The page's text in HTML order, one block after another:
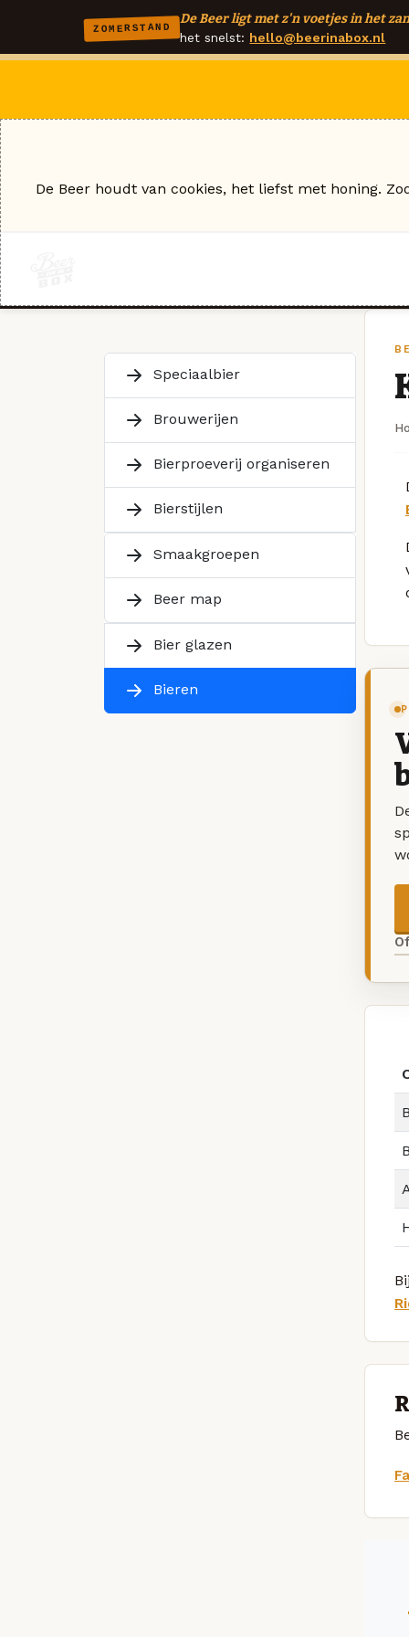
ZOMERSTAND
De Beer ligt met z'n voetjes in het
het snelst: hello@beerinabox.nl
Speciaalbier
Brouwerijen
Bierproeverij organiseren
Bierstijlen
Smaakgroepen
Beer map
Bier glazen
Bieren
De Beer houdt van cookies, het liefst met honing.